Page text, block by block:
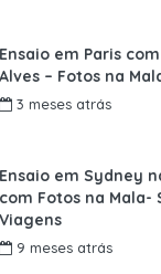
Ensaio em Paris
Alves – Fotos na
3 meses atrás
Ensaio em Sydney
com Fotos na Mala-
Viagens
9 meses atrás